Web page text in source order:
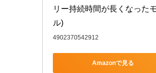
リー持続時間が長くなった
ル)
4902370542912
Amazonで見る